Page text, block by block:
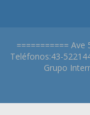
=========== Ave
Teléfonos:43-
Grupo